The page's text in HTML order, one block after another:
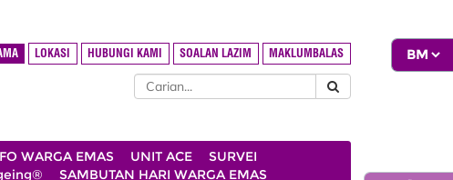
LOKASI HUBUNGI KAMI SOALAN LAZIM MAKLUMBALAS
WARGA EMAS UNIT ACE
SURVEI
SAMBUTAN HARI WARGA EMAS